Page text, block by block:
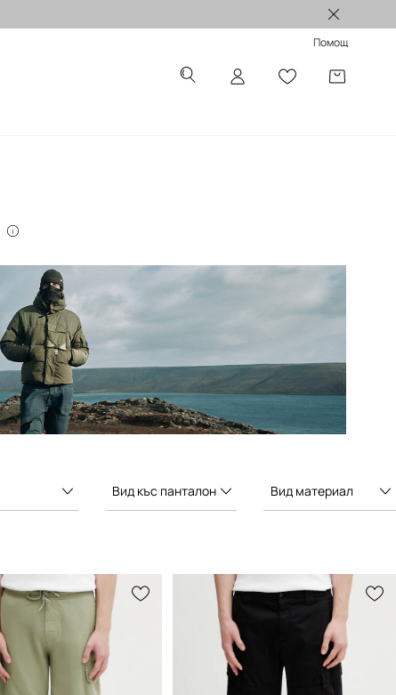
Помощ
Вид къс панталон Вид материал